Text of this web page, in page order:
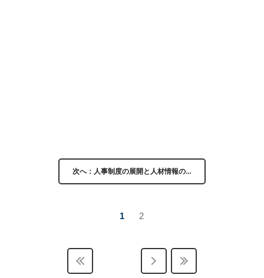
次へ：人事制度の展開と人材情報の…
1 2